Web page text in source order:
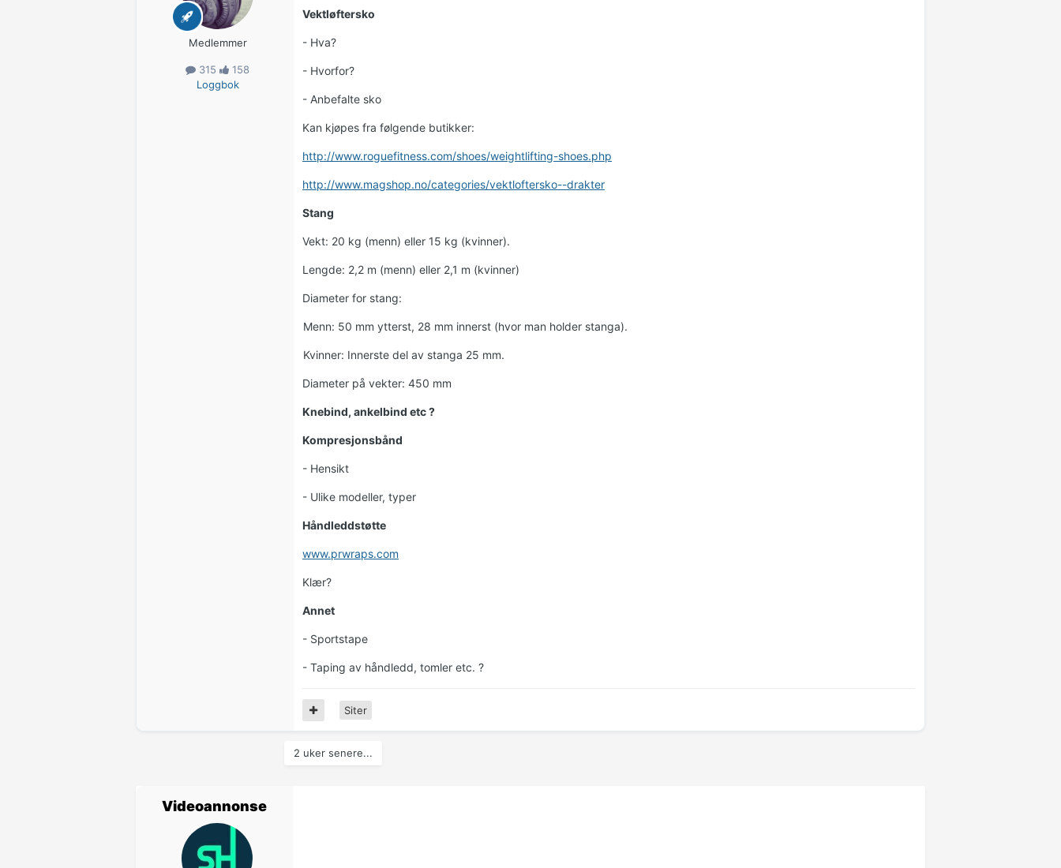
Medlemmer
315
158
Loggbok
Vektløftersko
- Hva?
- Hvorfor?
- Anbefalte sko
Kan kjøpes fra følgende butikker:
http://www.roguefitness.com/shoes/weightlifting-shoes.php
http://www.magshop.no/categories/vektloftersko--drakter
Stang
Vekt: 20 kg (menn) eller 15 kg (kvinner).
Lengde: 2,2 m (menn) eller 2,1 m (kvinner)
Diameter for stang:
Menn: 50 mm ytterst, 28 mm innerst (hvor man holder stanga).
Kvinner: Innerste del av stanga 25 mm.
Diameter på vekter: 450 mm
Knebind, ankelbind etc ?
Kompresjonsbånd
- Hensikt
- Ulike modeller, typer
Håndleddstøtte
www.prwraps.com
Klær?
Annet
- Sportstape
- Taping av håndledd, tomler etc. ?
Siter
2 uker senere...
Videoannonse